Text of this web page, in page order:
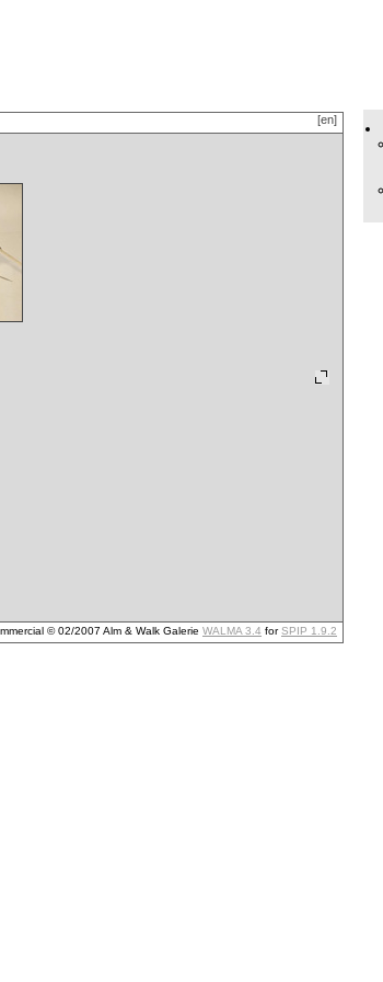
[en]
© 02/2007 Alm & Walk Galerie WALMA 3.4 forSPIP 1.9.2